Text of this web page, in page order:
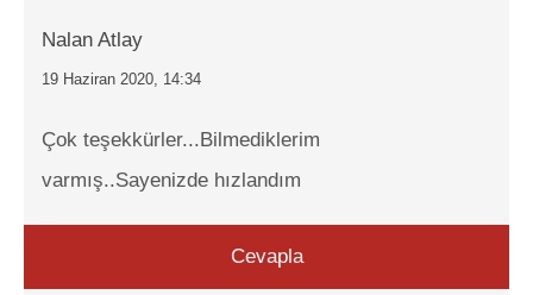
Nalan Atlay
19 Haziran 2020, 14:34
Çok teşekkürler...Bilmediklerim
varmış..Sayenizde hızlandım
Cevapla